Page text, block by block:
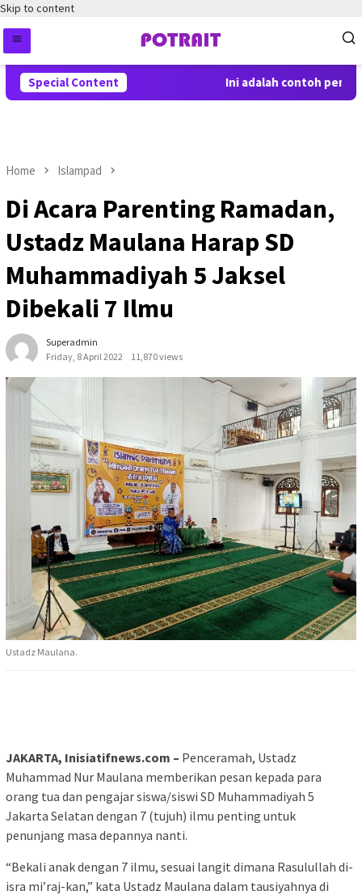
Skip to content
Special Content Ini adalah contoh
Home Islampad
Di Acara Parenting Ramadan,
Ustadz Maulana Harap SD
Muhammadiyah 5 Jaksel
Dibekali 7 Ilmu
Superadmin
Friday, 8 April 2022
11,870 views
Ustadz Maulana.
JAKARTA, Inisiatifnews.com – Penceramah, Ustadz
Muhammad Nur Maulana memberikan pesan kepada para
orang tua dan pengajar siswa/siswi SD Muhammadiyah 5
Jakarta Selatan dengan 7 (tujuh) ilmu penting untuk
penunjang masa depannya nanti.
“Bekali anak dengan 7 ilmu, sesuai langit dimana Rasulullah di-
isra mi’raj-kan,” kata Ustadz Maulana dalam tausiyahnya di